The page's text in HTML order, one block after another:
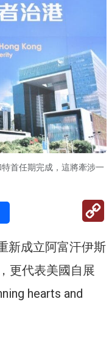
首任期完成，這將牽涉一
新成立阿富汗伊斯
更代表美國自展
hearts and